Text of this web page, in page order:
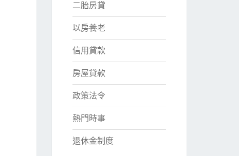
二胎房貸
以房養老
信用貸款
房屋貸款
政策法令
熱門時事
退休金制度